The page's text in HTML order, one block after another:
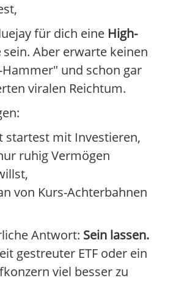
für dich eine High-
sein. Aber erwarte keinen
und schon gar
viralen Reichtum.
startest mit Investieren,
ruhig Vermögen
von Kurs-Achterbahnen
Antwort: Sein lassen.
gestreuter ETF oder ein
viel besser zu